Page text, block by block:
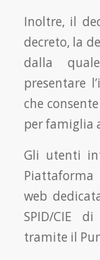
Inoltre, il
decreto, la
dalla
presentare
che
per famiglia
Gli utenti
web
SPID/CIE
tramite il